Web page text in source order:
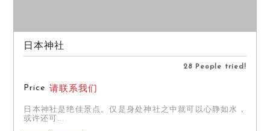
日本神社
28 People tried!
Price 请联系我们
日本神社是绝佳景点。仅是身处神社之中就可以心静如水，
或许还可...